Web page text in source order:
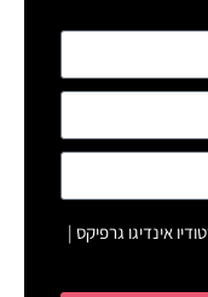
אינדיגו גרפיקס |